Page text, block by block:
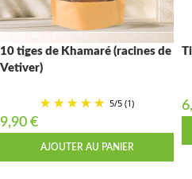
10 tiges de Khamaré (racines de
Vetiver)
5/5 (1)
9,90 €
AJOUTER AU PANIER